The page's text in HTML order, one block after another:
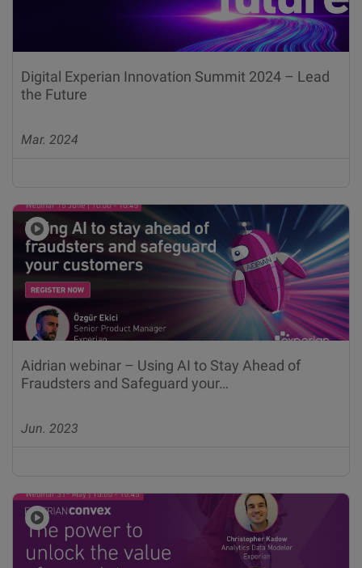
Digital Experian Innovation Summit 2024 – Lead
the Future
Mar. 2024
Aidrian webinar – Using AI to Stay Ahead of
Fraudsters and Safeguard your…
Jun. 2023